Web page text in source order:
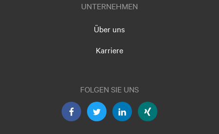
UNTERNEHMEN
Über uns
Karriere
FOLGEN SIE UNS